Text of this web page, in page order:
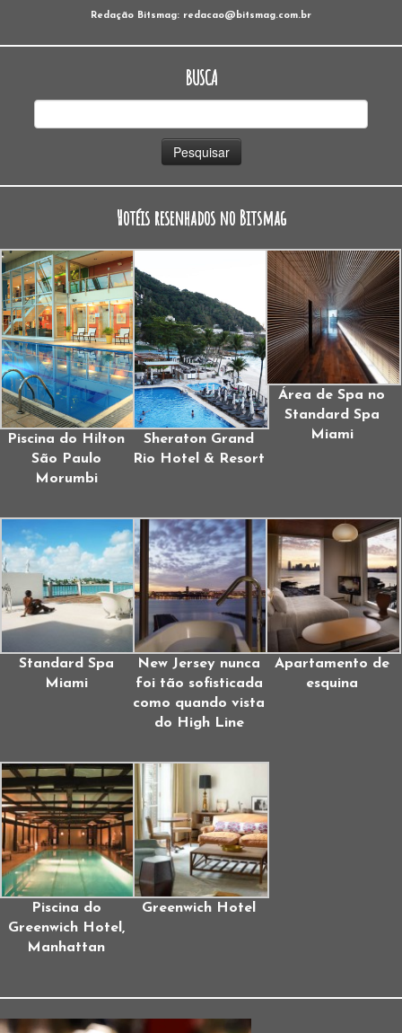
Redação Bitsmag: redacao@bitsmag.com.br
BUSCA
Hotéis resenhados no Bitsmag
Piscina do Hilton
São Paulo
Morumbi
Sheraton Grand
Rio Hotel & Resort
Área de Spa no
Standard Spa
Miami
Standard Spa
Miami
New Jersey nunca
foi tão sofisticada
como quando vista
do High Line
Apartamento de
esquina
Piscina do
Greenwich Hotel,
Manhattan
Greenwich Hotel